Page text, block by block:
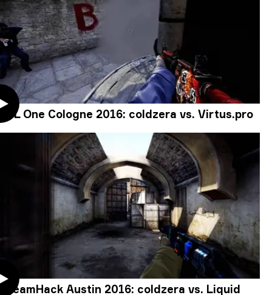
ESL One Cologne 2016: coldzera vs. Virtus.pro
DreamHack Austin 2016: coldzera vs. Liquid